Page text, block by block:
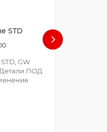
STD
GW
ПОД